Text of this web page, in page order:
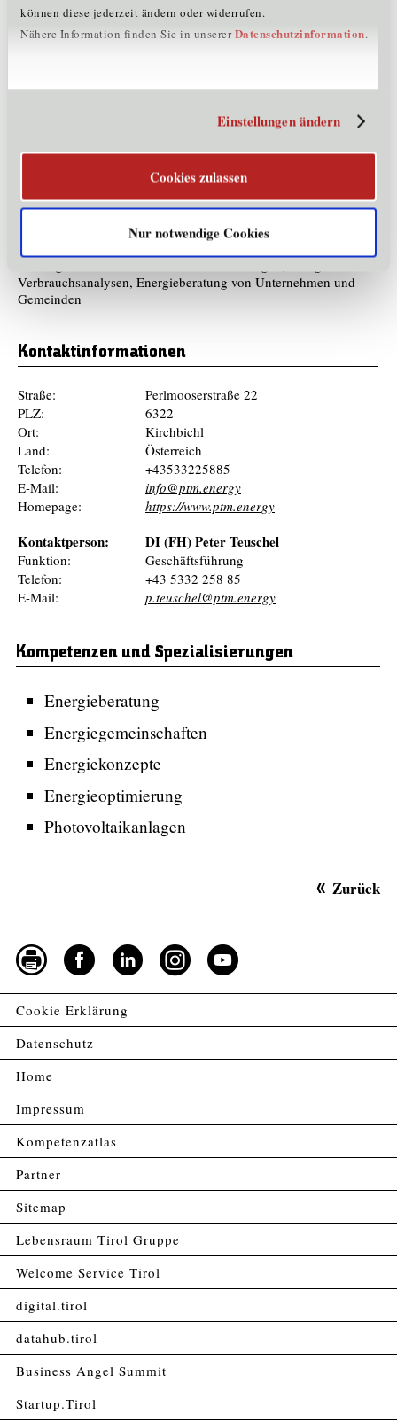
können diese jederzeit ändern oder widerrufen.
Nähere Information finden Sie in unsererDatenschutzinformation.
Einstellungen ändern
Cookies zulassen
Nur notwendige Cookies
Märkte & Exportländer
Alois Mayr Bauwaren Wörgl, Vital-Landhotel Schermer
Westendorf, Seiwald Blechform Kirchbichl, Stadtgemeinde
Verbrauchsanalysen, Energieberatung von Unternehmen und
Gemeinden
Kontaktinformationen
Straße:
Perlmooserstraße 22
PLZ:
6322
Ort:
Kirchbichl
Land:
Österreich
Telefon:
+43533225885
E-Mail:
info@ptm.energy
Homepage:
https://www.ptm.energy
Kontaktperson: DI (FH) Peter Teuschel
Funktion:
Geschäftsführung
Telefon:
+43 5332 258 85
E-Mail:
p.teuschel@ptm.energy
Kompetenzen und Spezialisierungen
Energieberatung
Energiegemeinschaften
Energiekonzepte
Energieoptimierung
Photovoltaikanlagen
Zurück
Cookie Erklärung
Datenschutz
Home
Impressum
Kompetenzatlas
Partner
Sitemap
Lebensraum Tirol Gruppe
Welcome Service Tirol
digital.tirol
datahub.tirol
Business Angel Summit
Startup.Tirol